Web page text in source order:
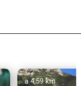
a 4,59 km